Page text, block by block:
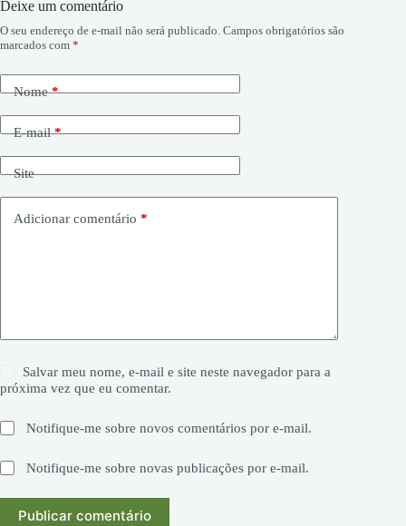
Deixe um comentário
O seu endereço de e-mail não será publicado. Campos obrigatórios são
marcados com *
Nome*
E-mail*
Site
Adicionar comentário *
Salvar meu nome, e-mail e site neste navegador para a
próxima vez que eu comentar.
Notifique-me sobre novos comentários por e-mail.
Notifique-me sobre novas publicações por e-mail.
Publicar comentário